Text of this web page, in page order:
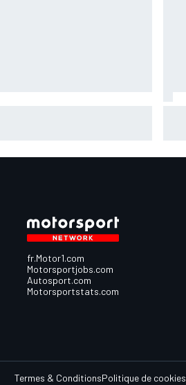
fr.Motor1.com
Motorsportjobs.com
Autosport.com
Motorsportstats.com
Termes & ConditionsPolitique de cookies